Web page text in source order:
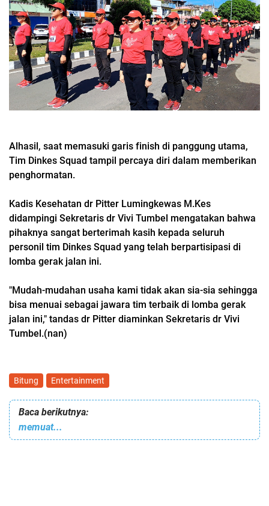
Alhasil, saat memasuki garis finish di panggung utama,
Tim Dinkes Squad tampil percaya diri dalam memberikan
penghormatan.
Kadis Kesehatan dr Pitter Lumingkewas M.Kes
didampingi Sekretaris dr Vivi Tumbel mengatakan bahwa
pihaknya sangat berterimah kasih kepada seluruh
personil tim Dinkes Squad yang telah berpartisipasi di
lomba gerak jalan ini.
"Mudah-mudahan usaha kami tidak akan sia-sia sehingga
bisa menuai sebagai jawara tim terbaik di lomba gerak
jalan ini," tandas dr Pitter diaminkan Sekretaris dr Vivi
Tumbel.(nan)
Bitung Entertainment
Baca berikutnya:
memuat...